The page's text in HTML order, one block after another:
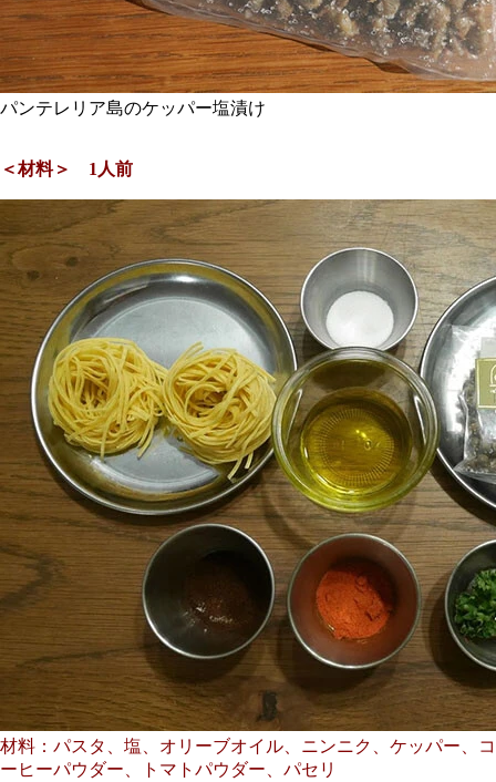
パンテレリア島のケッパー塩漬け
＜材料＞ 1人前
材料：パスタ、塩、オリーブオイル、ニンニク、ケッパー、コ
ーヒーパウダー、トマトパウダー、パセリ